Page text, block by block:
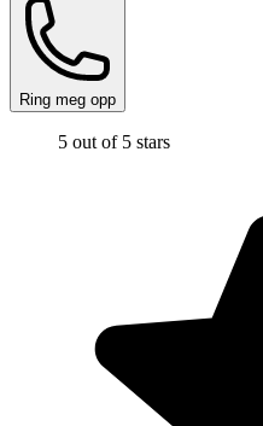
Ring meg opp
5 out of 5 stars